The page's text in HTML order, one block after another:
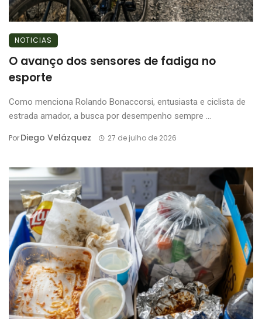
NOTICIAS
O avanço dos sensores de fadiga no
esporte
Como menciona Rolando Bonaccorsi, entusiasta e ciclista de
estrada amador, a busca por desempenho sempre ...
PorDiego Velázquez 27 de julho de 2026